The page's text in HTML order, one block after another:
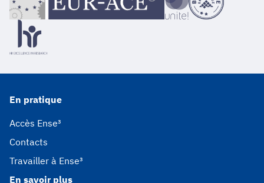
En pratique
Accès Ense³
Contacts
Travailler à Ense³
En savoir plus